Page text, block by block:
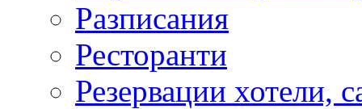
Разписания
Ресторанти
Резервации хотели,